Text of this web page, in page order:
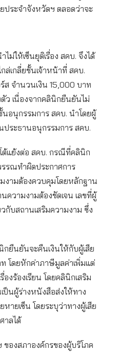
ระจำจังหวัดฯ ตลอดว่าจะ
ม่ให้เซ็นยุติเรื่อง สคบ. จึงได้
ล่เกลี่ยชั้นเจ้าหน้าที่ สคบ.
ส จำนวนเงิน 15,000 บาท
ว เนื่องจากคลินิกยืนยันไม่
นอนุกรรมการ สคบ. นำโดยผู้
ประธานอนุกรรมการ สคบ.
ต้แย้งต่อ สคบ. กรณีที่คลินิก
รณทำผิดประกาศการ
งามต้องควบคุมโดยหลักฐาน
นความงามต้องชัดเจน เลขที่ผู้
กับสถานเสริมความงาม ซึ่ง
กยืนยันจะคืนเงินให้กับผู้เสีย
โดยหักค่าภาษีมูลค่าเพิ่มแต่
งร้องเรียน โดยคลินิกเสริม
นผู้ร่างหนังสือส่งให้ทาง
ายเซ็น โดยระบุว่าทางผู้เสีย
าลได้
องสภาองค์กรของผู้บริโภค